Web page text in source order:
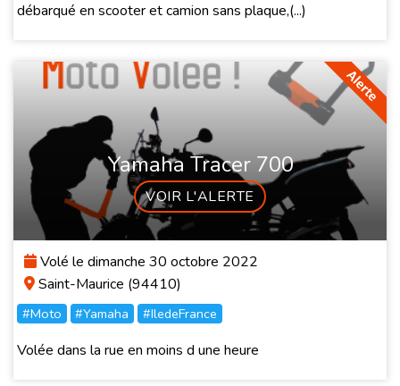
débarqué en scooter et camion sans plaque,(...)
Yamaha Tracer 700
VOIR L'ALERTE
Volé le dimanche 30 octobre 2022
Saint-Maurice (94410)
#Moto #Yamaha #IledeFrance
Volée dans la rue en moins d une heure